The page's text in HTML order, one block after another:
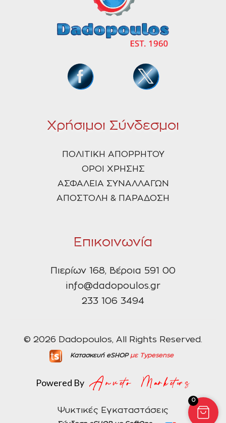
Χρήσιμοι Σύνδεσμοι
ΠΟΛΙΤΙΚΗ ΑΠΟΡΡΗΤΟΥ
ΟΡΟΙ ΧΡΗΣΗΣ
ΑΣΦΑΛΕΙΑ ΣΥΝΑΛΛΑΓΩΝ
ΑΠΟΣΤΟΛΗ & ΠΑΡΑΔΟΣΗ
Επικοινωνία
Πιερίων 168, Βέροια 591 00
info@dadopoulos.gr
233 106 3494
© 2026 Dadopoulos, All Rights Reserved.
Κατασκευή eSHOPμε Typesense
Powered By
Ψυκτικές Εγκαταστάσεις
0